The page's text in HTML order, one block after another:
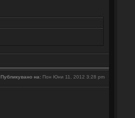
Публикувано на:Пон Юни 11, 2012 3:28 pm